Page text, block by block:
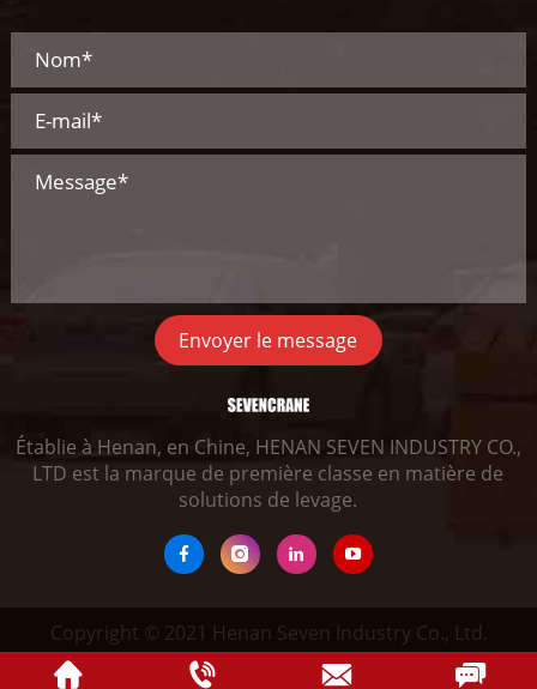
Envoyer le message
Établie à Henan, en Chine, HENAN SEVEN INDUSTRY CO.,
LTD est la marque de première classe en matière de
solutions de levage.
Copyright © 2021 Henan Seven Industry Co., Ltd.